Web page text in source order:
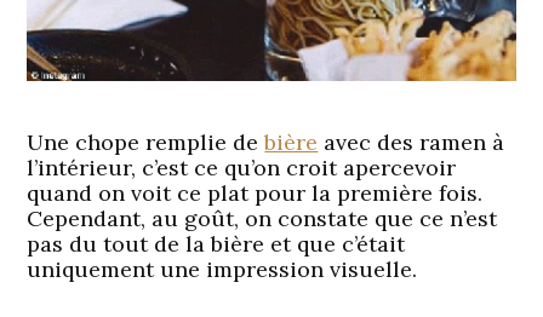
Une chope remplie debière avec des ramen à
l’intérieur, c’est ce qu’on croit apercevoir
quand on voit ce plat pour la première fois.
Cependant, au goût, on constate que ce n’est
pas du tout de la bière et que c’était
uniquement une impression visuelle.